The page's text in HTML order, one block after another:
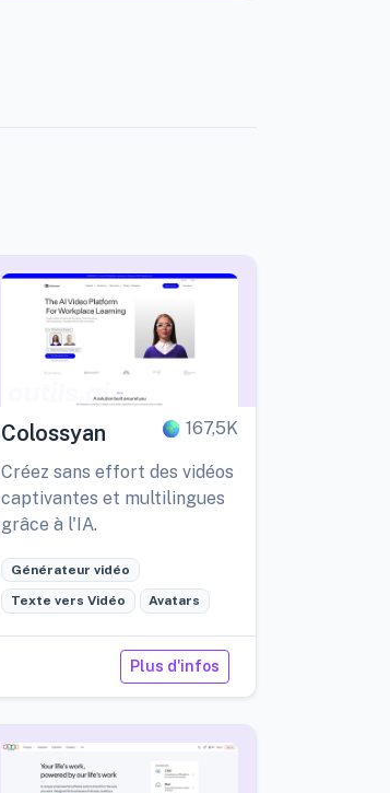
Colossyan 167,5K
Créez sans effort des vidéos
captivantes et multilingues
grâce à l'IA.
Générateur vidéo
Texte vers Vidéo Avatars
Plus d'infos